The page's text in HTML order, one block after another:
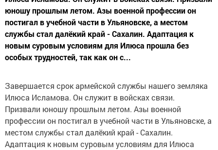
юношу прошлым летом. Азы военной профессии он
постигал в учебной части в Ульяновске, а местом
службы стал далёкий край - Сахалин. Адаптация к
новым суровым условиям для Илюса прошла без
особых трудностей, так как он с...
Завершается срок армейской службы нашего земляка
Илюса Исламова. Он служит в войсках связи.
Призвали юношу прошлым летом. Азы военной
профессии он постигал в учебной части в Ульяновске, а
местом службы стал далёкий край - Сахалин.
Адаптация к новым суровым условиям для Илюса